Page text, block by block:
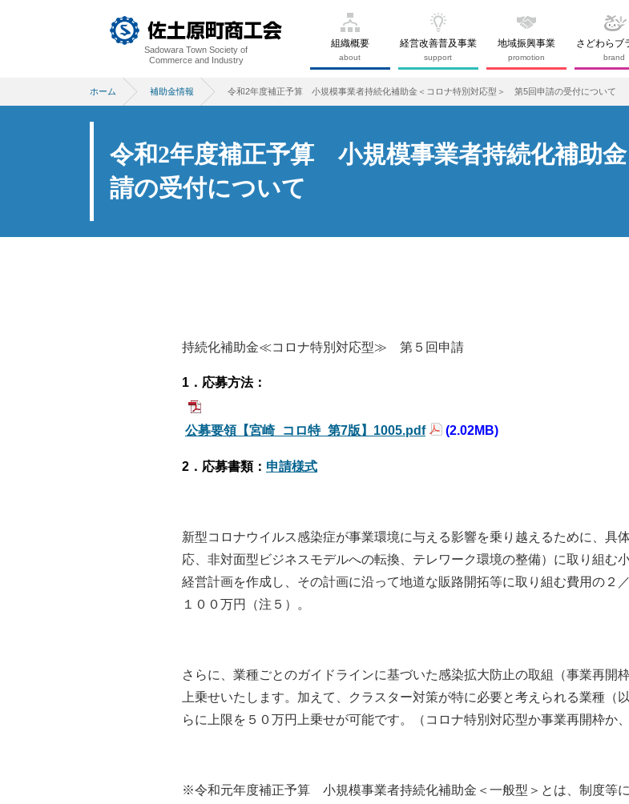
Sadowara Town Society of
Commerce and Industry
組織概要
about
経営改善普及事業
support
地域振興事業
promotion
さどわらブ
brand
ホーム 補助金情報 令和2年度補正予算 小規模事業者持続化補助金＜コロナ特別対応型＞ 第5回申請の受付について
令和2年度補正予算 小規模事業者持続化補助
請の受付について
持続化補助金≪コロナ特別対応型≫ 第５回申請
1 ．応募方法：
公募要領【宮崎_コロ特_第7版】1005.pdf (2.02MB)
2 ．応募書類： 申請様式
新型コロナウイルス感染症が事業環境に与える影響を乗り越えるために、具
応、非対面型ビジネスモデルへの転換、テレワーク環境の整備）に取り組む
経営計画を作成し、その計画に沿って地道な販路開拓等に取り組む費用の２
１００万円（注５）。
さらに、業種ごとのガイドラインに基づいた感染拡大防止の取組（事業再開
上乗せいたします。加えて、クラスター対策が特に必要と考えられる業種（
らに上限を５０万円上乗せが可能です。（コロナ特別対応型か事業再開枠か
※令和元年度補正予算 小規模事業者持続化補助金＜一般型＞とは、制度等